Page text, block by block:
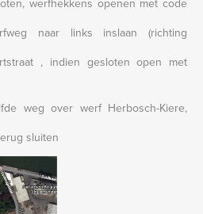
werfhekkens openen met code
naar links inslaan (richting
, indien gesloten open met
weg over werf Herbosch-Kiere,
sluiten